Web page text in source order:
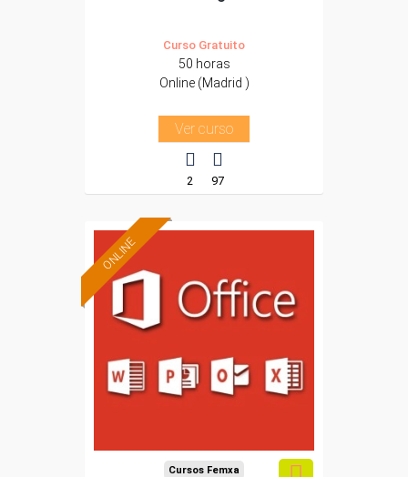
Curso Gratuito
50 horas
Online (Madrid )
Ver curso
2 97
ONLINE
Formación 100%
subvencionada.
Para trabajadores y
Para todos los sectores.
Cursos Femxa